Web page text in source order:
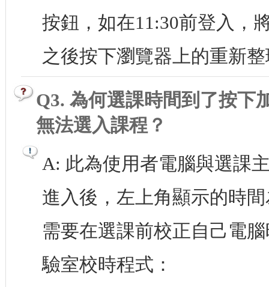
按鈕，如在11:30前登入，
之後按下瀏覽器上的重新
Q3. 為何選課時間到了按下
無法選入課程？
A: 此為使用者電腦與選課
進入後，左上角顯示的時
需要在選課前校正自己電
驗室校時程式：